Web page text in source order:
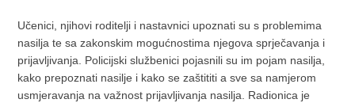
Učenici, njihovi roditelji i nastavnici upoznati su s problemima
nasilja te sa zakonskim mogućnostima njegova sprječavanja i
prijavljivanja. Policijski službenici pojasnili su im pojam nasilja,
kako prepoznati nasilje i kako se zaštititi a sve sa namjerom
usmjeravanja na važnost prijavljivanja nasilja. Radionica je